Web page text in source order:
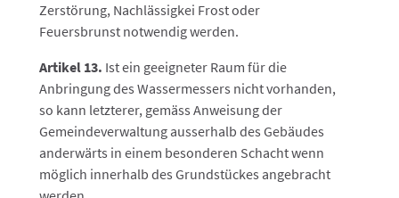
Zerstörung, Nachlässigkei Frost oder
Feuersbrunst notwendig werden.
Artikel 13. Ist ein geeigneter Raum für die
Anbringung des Wassermessers nicht vorhanden,
so kann letzterer, gemäss Anweisung der
Gemeindeverwaltung ausserhalb des Gebäudes
anderwärts in einem besonderen Schacht wenn
möglich innerhalb des Grundstückes angebracht